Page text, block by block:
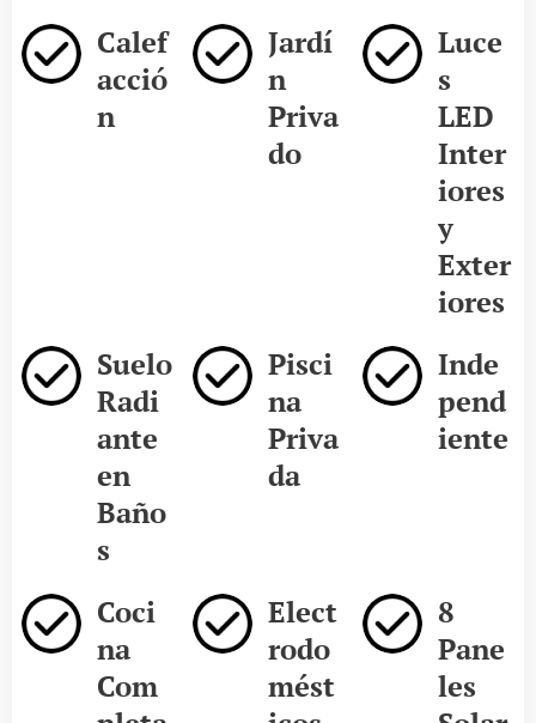
Calef
acció
n
Jardí
n
Priva
do
Luce
s
LED
Inter
iores
y
Exter
iores
Suelo
Radi
ante
en
Baño
s
Pisci
na
Priva
da
Inde
pend
iente
Coci
na
Com
Elect
rodo
mést
8
Pane
les